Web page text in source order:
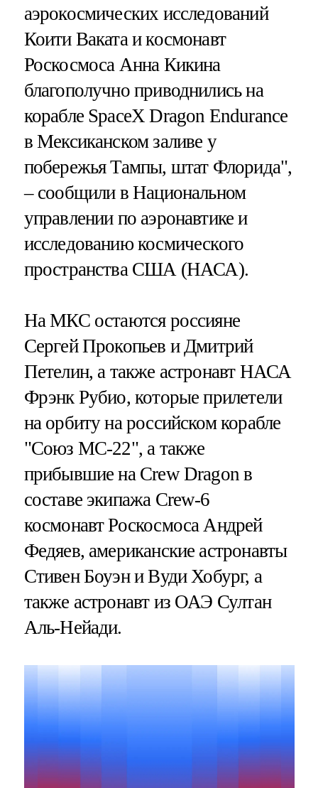
аэрокосмических исследований
Коити Ваката и космонавт
Роскосмоса Анна Кикина
благополучно приводнились на
корабле SpaceX Dragon Endurance
в Мексиканском заливе у
побережья Тампы, штат Флорида",
– сообщили в Национальном
управлении по аэронавтике и
исследованию космического
пространства США (НАСА).
На МКС остаются россияне
Сергей Прокопьев и Дмитрий
Петелин, а также астронавт НАСА
Фрэнк Рубио, которые прилетели
на орбиту на российском корабле
"Союз МС-22", а также
прибывшие на Crew Dragon в
составе экипажа Crew-6
космонавт Роскосмоса Андрей
Федяев, американские астронавты
Стивен Боуэн и Вуди Хобург, а
также астронавт из ОАЭ Султан
Аль-Нейади.